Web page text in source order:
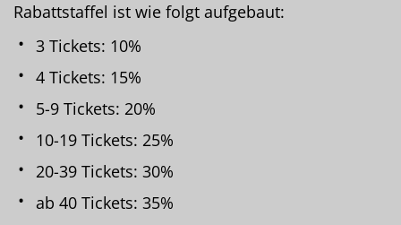
Rabattstaffel ist wie folgt aufgebaut:
3 Tickets: 10%
4 Tickets: 15%
5-9 Tickets: 20%
10-19 Tickets: 25%
20-39 Tickets: 30%
ab 40 Tickets: 35%